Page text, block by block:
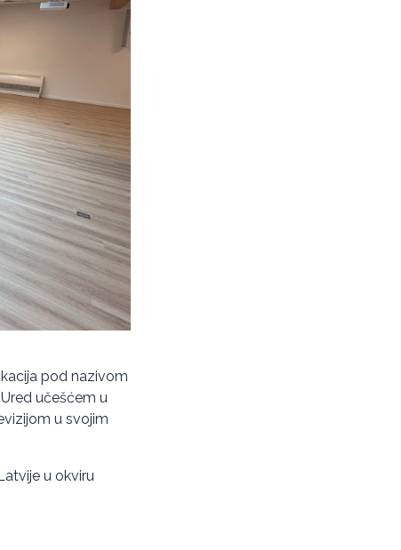
pod nazivom
učešćem u
u svojim
u okviru